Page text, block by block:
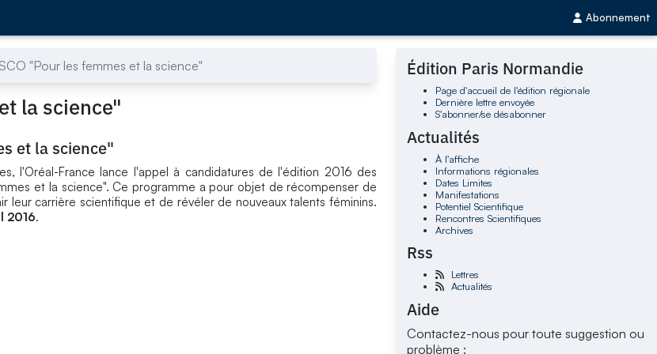
Abonnement
"Pour les femmes et la science"
la science"
et la science"
l'Oréal-France lance l'appel à candidatures de l'édition 2016 des
et la science". Ce programme a pour objet de récompenser de
leur carrière scientifique et de révéler de nouveaux talents féminins.
2016.
Édition Paris Normandie
Page d'accueil de l'édition régionale
Dernière lettre envoyée
S'abonner/se désabonner
Actualités
À l'affiche
Informations régionales
Dates Limites
Manifestations
Potentiel Scientifique
Rencontres Scientifiques
Archives
Rss
Lettres
Actualités
Aide
Contactez-nous pour toute suggestion ou
problème :